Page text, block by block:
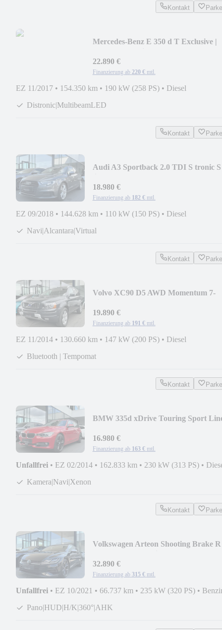
Kontakt
Mercedes-Benz E 350 d T Exclusive |
22.890 €
Finanzierung ab 220 € mtl.
EZ 11/2017 • 154.350 km • 190 kW (258 PS) • Diesel
Distronic|MultibeamLED
Kontakt
Audi A3 Sportback 2.0 TDI S tronic S
18.980 €
Finanzierung ab 182 € mtl.
EZ 09/2018 • 144.628 km • 110 kW (150 PS) • Diesel
Navi|Alcantara|Virtual
Kontakt
Volvo XC90 D5 AWD Momentum 7-
19.890 €
Finanzierung ab 191 € mtl.
EZ 11/2014 • 130.660 km • 147 kW (200 PS) • Diesel
Bluetooth | Tempomat
Kontakt
BMW 335d xDrive Touring Sport
16.980 €
Finanzierung ab 163 € mtl.
Unfallfrei • EZ 02/2014 • 162.833 km • 230 kW (313 PS) •
Kamera|Navi|Xenon
Kontakt
Volkswagen Arteon Shooting Brake R
32.890 €
Finanzierung ab 315 € mtl.
Unfallfrei • EZ 10/2021 • 66.737 km • 235 kW (320 PS) •
Pano|HUD|H/K|360°|AHK